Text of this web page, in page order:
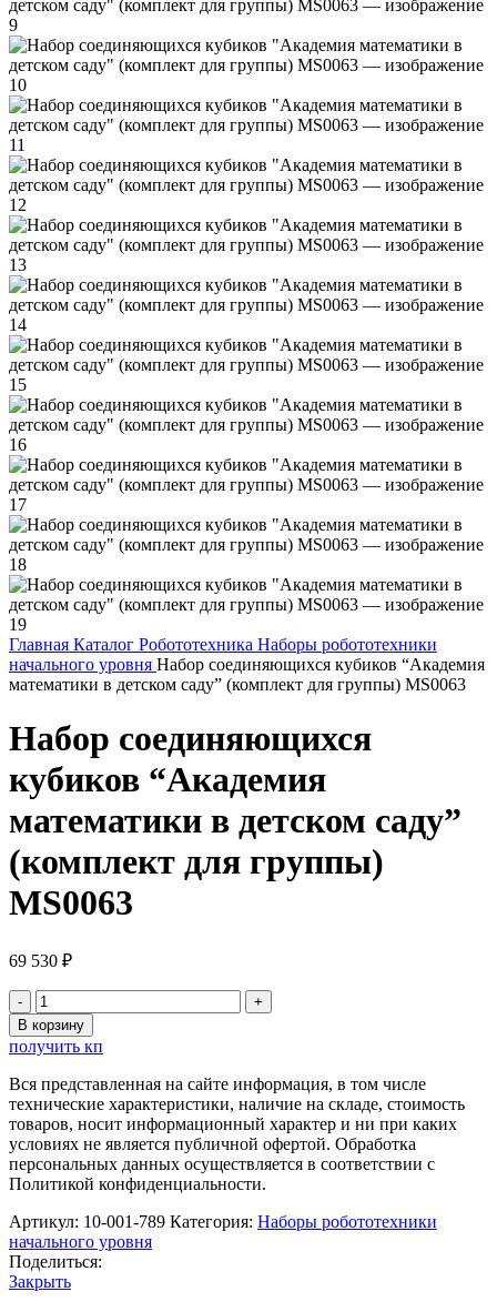
Главная Каталог Робототехника Наборы робототехники
начального уровня Набор соединяющихся кубиков “Академия
математики в детском саду” (комплект для группы) MS0063
Набор соединяющихся
кубиков “Академия
математики в детском саду”
(комплект для группы)
MS0063
69 530 ₽
Количество
товара
Набор
соединяющихся
кубиков
"Академия
математики
в
детском
саду"
для
группы)
MS0063
В корзину
получить кп
Вся представленная на сайте информация, в том числе
технические характеристики, наличие на складе, стоимость
товаров, носит информационный характер и ни при каких
условиях не является публичной офертой. Обработка
персональных данных осуществляется в соответствии с
Политикой конфиденциальности.
Артикул: 10-001-789 Категория: Наборы робототехники
начального уровня
Поделиться:
Закрыть